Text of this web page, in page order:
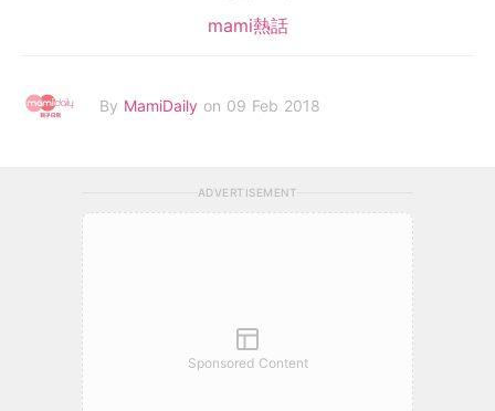
mami熱話
By MamiDaily on 09 Feb 2018
ADVERTISEMENT
Sponsored Content